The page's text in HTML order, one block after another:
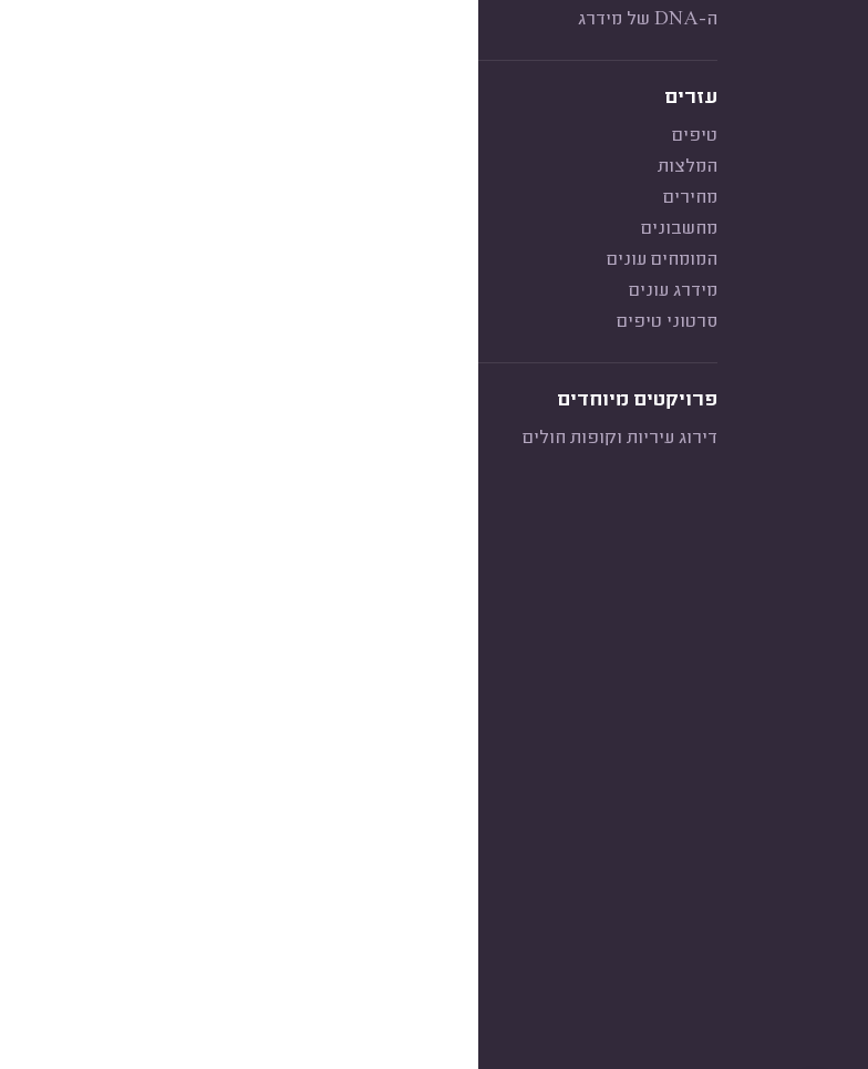
ה-DNA של מידרג
עזרים
טיפים
המלצות
מחירים
מחשבונים
המומחים עונים
מידרג עונים
סרטוני טיפים
פרויקטים מיוחדים
דירוג עיריות וקופות חולים